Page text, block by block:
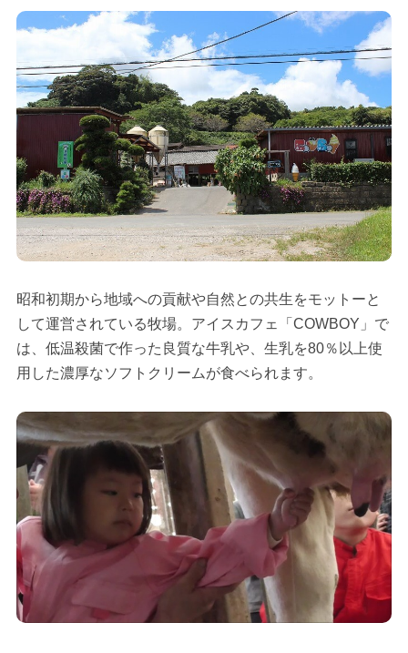
昭和初期から地域への貢献や自然との共生をモットーと
して運営されている牧場。アイスカフェ「COWBOY」で
は、低温殺菌で作った良質な牛乳や、生乳を80％以上使
用した濃厚なソフトクリームが食べられます。